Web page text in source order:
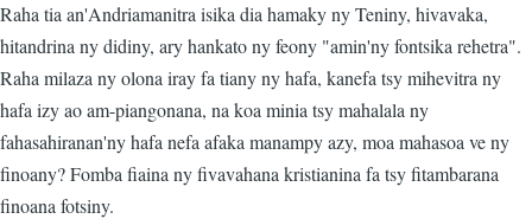
Raha tia an'Andriamanitra isika dia hamaky ny Teniny, hivavaka,
hitandrina ny didiny, ary hankato ny feony "amin'ny fontsika rehetra".
Raha milaza ny olona iray fa tiany ny hafa, kanefa tsy mihevitra ny
hafa izy ao am-piangonana, na koa minia tsy mahalala ny
fahasahiranan'ny hafa nefa afaka manampy azy, moa mahasoa ve ny
finoany? Fomba fiaina ny fivavahana kristianina fa tsy fitambarana
finoana fotsiny.